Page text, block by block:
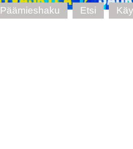
Päämieshaku Etsi